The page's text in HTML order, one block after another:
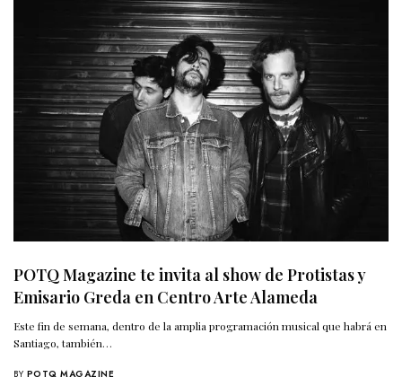
POTQ Magazine te invita al show de Protistas y
Emisario Greda en Centro Arte Alameda
Este fin de semana, dentro de la amplia programación musical que habrá en
Santiago, también…
BY POTQ MAGAZINE